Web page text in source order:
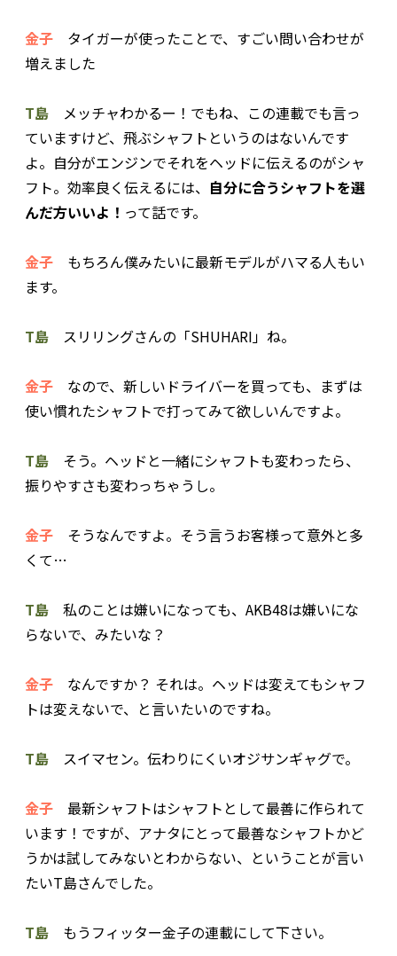
金子 タイガーが使ったことで、すごい問い合わせが
増えました
T島 メッチャわかるー！でもね、この連載でも言っ
ていますけど、飛ぶシャフトというのはないんです
よ。自分がエンジンでそれをヘッドに伝えるのがシャ
フト。効率良く伝えるには、 自分に合うシャフトを選
んだ方いいよ！ って話です。
金子 もちろん僕みたいに最新モデルがハマる人もい
ます。
T島 スリリングさんの「SHUHARI」ね。
金子 なので、新しいドライバーを買っても、まずは
使い慣れたシャフトで打ってみて欲しいんですよ。
T島 そう。ヘッドと一緒にシャフトも変わったら、
振りやすさも変わっちゃうし。
金子 そうなんですよ。そう言うお客様って意外と多
くて…
T島 私のことは嫌いになっても、AKB48は嫌いにな
らないで、みたいな？
金子 なんですか？ それは。ヘッドは変えてもシャフ
トは変えないで、と言いたいのですね。
T島 スイマセン。伝わりにくいオジサンギャグで。
金子 最新シャフトはシャフトとして最善に作られて
います！ですが、アナタにとって最善なシャフトかど
うかは試してみないとわからない、ということが言い
たいT島さんでした。
T島 もうフィッター金子の連載にして下さい。